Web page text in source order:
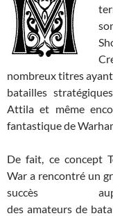
nombreux titres
batailles
Attila et même
fantastique de
De fait, ce concept
War a rencontré un
succès
des amateurs de